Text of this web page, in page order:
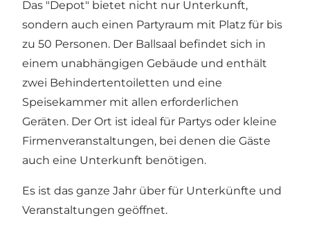
Das "Depot" bietet nicht nur Unterkunft,
sondern auch einen Partyraum mit Platz für bis
zu 50 Personen. Der Ballsaal befindet sich in
einem unabhängigen Gebäude und enthält
zwei Behindertentoiletten und eine
Speisekammer mit allen erforderlichen
Geräten. Der Ort ist ideal für Partys oder kleine
Firmenveranstaltungen, bei denen die Gäste
auch eine Unterkunft benötigen.
Es ist das ganze Jahr über für Unterkünfte und
Veranstaltungen geöffnet.